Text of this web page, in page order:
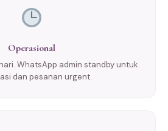
Operasional
WhatsApp admin standby untuk
dan pesanan urgent.